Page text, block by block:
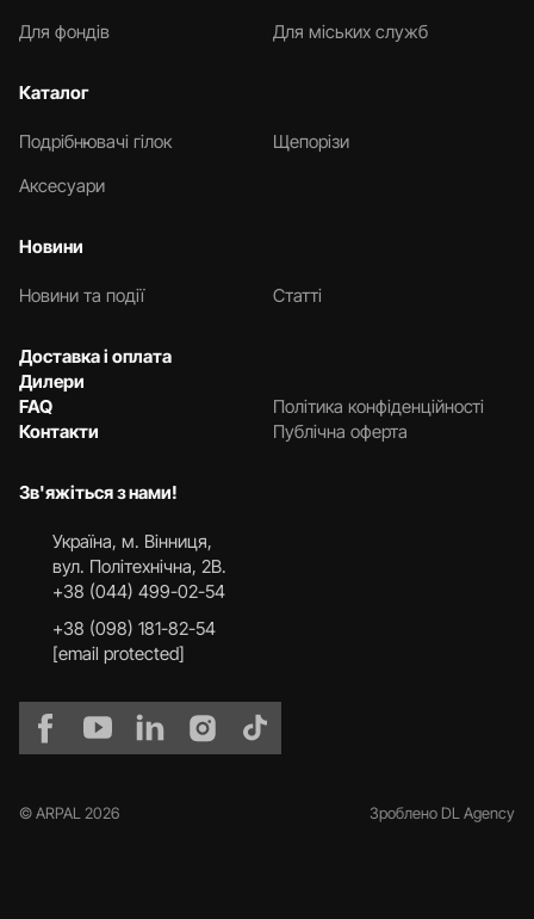
Для фондів Для міських служб
Каталог
Подрібнювачі гілок
Щепорізи
Аксесуари
Новини
Новини та події Статті
Доставка і оплата
Дилери
FAQ
Контакти
Політика конфіденційності
Публічна оферта
Зв'яжіться з нами!
Українa, м. Вінниця,
вул. Політехнічна, 2В.
+38 (044) 499-02-54
+38 (098) 181-82-54
[email protected]
© ARPAL 2026 Зроблено DL Agency